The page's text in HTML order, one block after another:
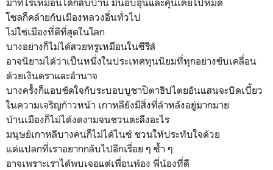
มาทีไรเหมือนได้กลับบ้าน มันอบอุ่นและคุ้นเคยไปหมด
โซลก็คล้ายกับเมืองหลวงอื่นทั่วไป
ไม่ใช่เมืองที่ดีที่สุดในโลก
บางอย่างก็ไม่ได้สวยหรูเหมือนในซีรีส์
อาจนิยามได้ว่าเป็นหนึ่งในประเทศ​ทุนนิยมที่ทุกอย่างขับเคลื่อน​
ด้วยเงินตราและอำนาจ
บางครั้งก็แอบขัดใจกับระบอบบูชาปิตาธิปไตยอันแสนจะบิดเบี้ยว
ในความเจริญก้าวหน้า เกาหลียังมีสิ่งที่ล้าหลังอยู่มากมาย
บ้านเมืองก็ไม่ได้งดงามจนชวนตะลึงอะไร
มนุษย์​เกาหลีบางคนก็ไม่ได้ไนซ์ ชวนให้ประทับใจด้วย
แต่แปลกที่เราอยากกลับไปอีกเรื่อย ๆ ซ้ำ ๆ
อาจเพราะเราได้พบเจอแต่เพื่อนพ้อง พี่น้องที่ดี